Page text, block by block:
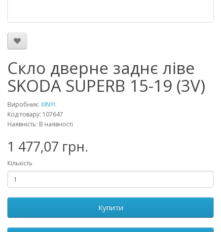
Скло дверне заднє ліве
SKODA SUPERB 15-19 (3V)
Виробник: XINYI
Код товару: 107647
Наявність: В наявності
1 477,07 грн.
Кількість
Купити